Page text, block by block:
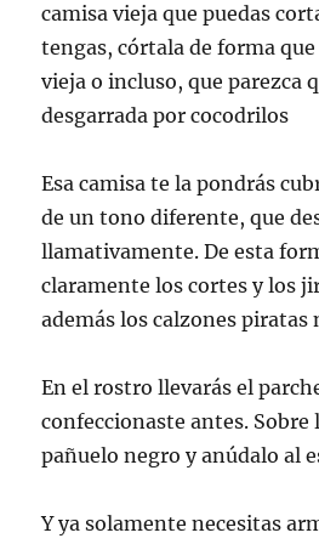
camisa vieja que puedas
tengas, córtala de forma que
vieja o incluso, que parezca
desgarrada por cocodrilos
Esa camisa te la pondrás
de un tono diferente, que
llamativamente. De esta
claramente los cortes y los
además los calzones piratas
En el rostro llevarás el
confeccionaste antes. Sobre
pañuelo negro y anúdalo al
Y ya solamente necesitas